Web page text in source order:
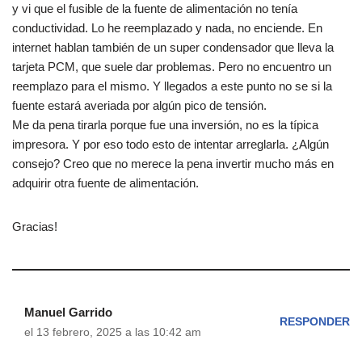
y vi que el fusible de la fuente de alimentación no tenía
conductividad. Lo he reemplazado y nada, no enciende. En
internet hablan también de un super condensador que lleva la
tarjeta PCM, que suele dar problemas. Pero no encuentro un
reemplazo para el mismo. Y llegados a este punto no se si la
fuente estará averiada por algún pico de tensión.
Me da pena tirarla porque fue una inversión, no es la típica
impresora. Y por eso todo esto de intentar arreglarla. ¿Algún
consejo? Creo que no merece la pena invertir mucho más en
adquirir otra fuente de alimentación.
Gracias!
Manuel Garrido
el 13 febrero, 2025 a las 10:42 am
RESPONDER